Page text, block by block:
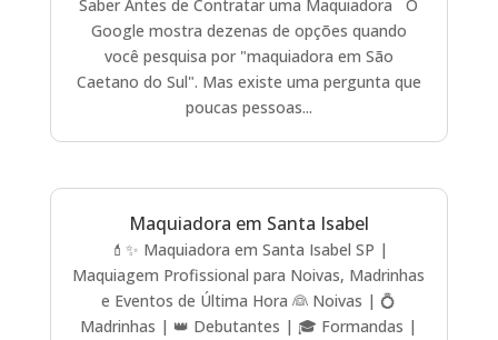
Saber Antes de Contratar uma Maquiadora O
Google mostra dezenas de opções quando
você pesquisa por "maquiadora em São
Caetano do Sul". Mas existe uma pergunta que
poucas pessoas...
Maquiadora em Santa Isabel
💄✨ Maquiadora em Santa Isabel SP |
Maquiagem Profissional para Noivas, Madrinhas
e Eventos de Última Hora 👰 Noivas | 💍
Madrinhas | 👑 Debutantes | 🎓 Formandas |